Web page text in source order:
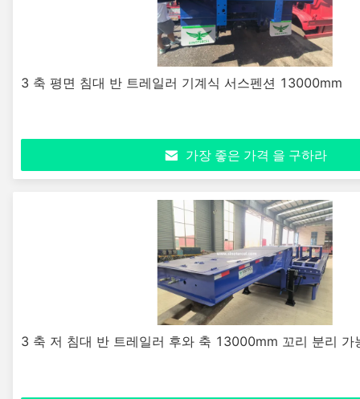
3 축 평면 침대 반 트레일러 기계식 서스펜션 13000mm
가장 좋은 가격 을 구하라
3 축 저 침대 반 트레일러 후와 축 13000mm 꼬리 분리 가